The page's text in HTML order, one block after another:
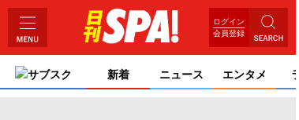
ログイン
会員登録
サブスク 新着 ニュース エンタメ